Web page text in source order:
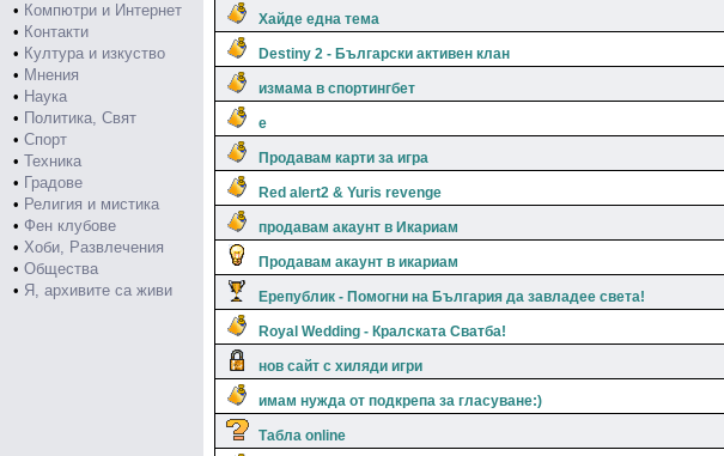
• Компютри и Интернет
• Контакти
• Култура и изкуство
• Мнения
• Наука
• Политика, Свят
• Спорт
• Техника
• Градове
• Религия и мистика
• Фен клубове
• Хоби, Развлечения
• Общества
• Я, архивите са живи
Хайде една тема
Destiny 2 - Български активен клан
измама в спортингбет
e
Продавам карти за игра
Red alert2 & Yuris revenge
продавам акаунт в Икариам
Продавам акаунт в икариам
Ерепублик - Помогни на България да завладее света!
Royal Wedding - Кралската Сватба!
нов сайт с хиляди игри
имам нужда от подкрепа за гласуване:)
Табла online